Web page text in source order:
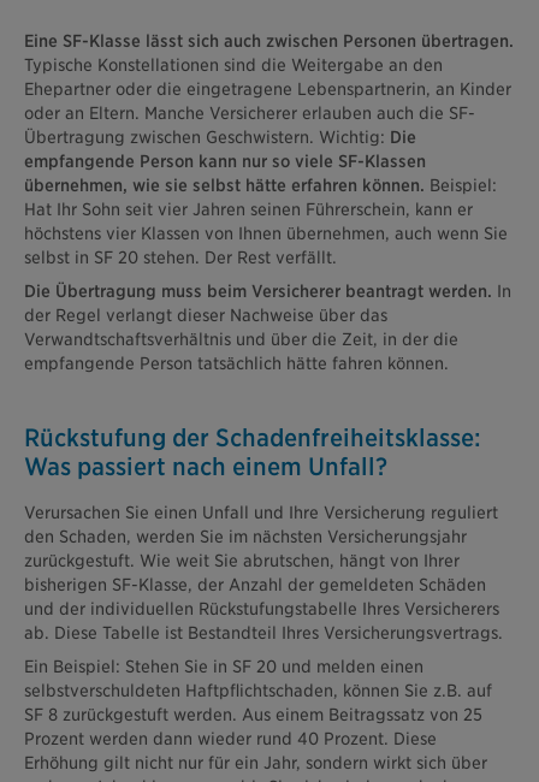
Eine SF-Klasse lässt sich auch zwischen Personen übertragen.
Typische Konstellationen sind die Weitergabe an den
Ehepartner oder die eingetragene Lebenspartnerin, an Kinder
oder an Eltern. Manche Versicherer erlauben auch die SF-
Übertragung zwischen Geschwistern. Wichtig: Die
empfangende Person kann nur so viele SF-Klassen
übernehmen, wie sie selbst hätte erfahren können. Beispiel:
Hat Ihr Sohn seit vier Jahren seinen Führerschein, kann er
höchstens vier Klassen von Ihnen übernehmen, auch wenn Sie
selbst in SF 20 stehen. Der Rest verfällt.
Die Übertragung muss beim Versicherer beantragt werden. In
der Regel verlangt dieser Nachweise über das
Verwandtschaftsverhältnis und über die Zeit, in der die
empfangende Person tatsächlich hätte fahren können.
Rückstufung der Schadenfreiheits­klasse:
Was passiert nach einem Unfall?
Verursachen Sie einen Unfall und Ihre Versicherung reguliert
den Schaden, werden Sie im nächsten Versicherungsjahr
zurückgestuft. Wie weit Sie abrutschen, hängt von Ihrer
bisherigen SF-Klasse, der Anzahl der gemeldeten Schäden
und der individuellen Rückstufungstabelle Ihres Versicherers
ab. Diese Tabelle ist Bestandteil Ihres Versicherungsvertrags.
Ein Beispiel: Stehen Sie in SF 20 und melden einen
selbstverschuldeten Haftpflichtschaden, können Sie z.B. auf
SF 8 zurückgestuft werden. Aus einem Beitragssatz von 25
Prozent werden dann wieder rund 40 Prozent. Diese
Erhöhung gilt nicht nur für ein Jahr, sondern wirkt sich über